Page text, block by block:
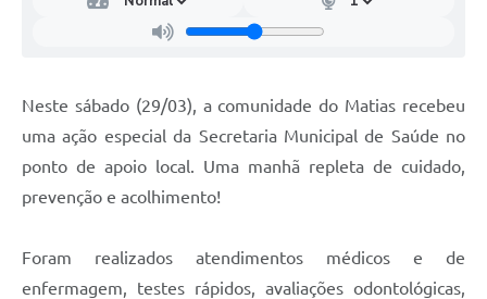
Neste sábado (29/03), a comunidade do Matias recebeu
uma ação especial da Secretaria Municipal de Saúde no
ponto de apoio local. Uma manhã repleta de cuidado,
prevenção e acolhimento!
Foram realizados atendimentos médicos e de
enfermagem, testes rápidos, avaliações odontológicas,